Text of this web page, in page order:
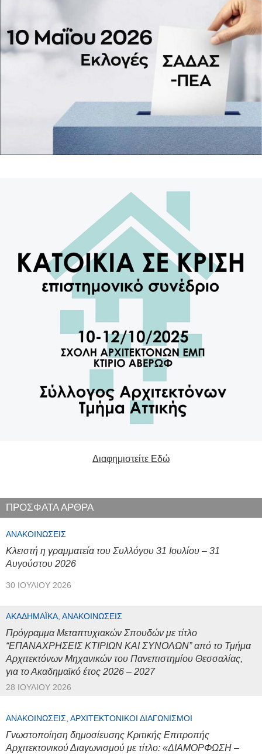
Διαφημιστείτε Εδώ
ΠΡΟΣΦΑΤΑ ΑΡΘΡΑ
ΑΝΑΚΟΙΝΏΣΕΙΣ
Κλειστή η γραμματεία του Συλλόγου 31 Ιουλίου – 31
Αυγούστου 2026
30 ΙΟΥΛΊΟΥ 2026
ΑΚΑΔΗΜΑΪΚΆ, ΑΝΑΚΟΙΝΏΣΕΙΣ
Πρόγραμμα Μεταπτυχιακών Σπουδών με τίτλο
“ΕΠΑΝΑΧΡΗΣΕΙΣ ΚΤΙΡΙΩΝ ΚΑΙ ΣΥΝΟΛΩΝ” από το Τμήμα
Αρχιτεκτόνων Μηχανικών του Πανεπιστημίου Θεσσαλίας,
για το Ακαδημαϊκό έτος 2026 – 2027
28 ΙΟΥΛΊΟΥ 2026
ΑΝΑΚΟΙΝΏΣΕΙΣ, ΑΡΧΙΤΕΚΤΟΝΙΚΟΊ ΔΙΑΓΩΝΙΣΜΟΊ
Γνωστοποίηση δημοσίευσης Κριτικής Επιτροπής
Αρχιτεκτονικού Διαγωνισμού με τίτλο: «ΔΙΑΜΟΡΦΩΣΗ –